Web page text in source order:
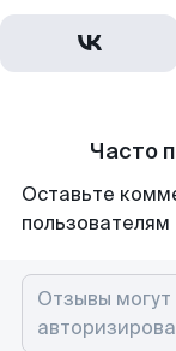
Часто
Оставьте